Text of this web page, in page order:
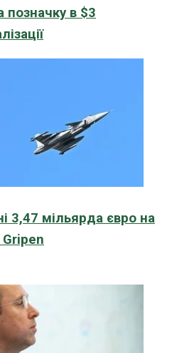
позначку в $3
3,47 мільярда євро на